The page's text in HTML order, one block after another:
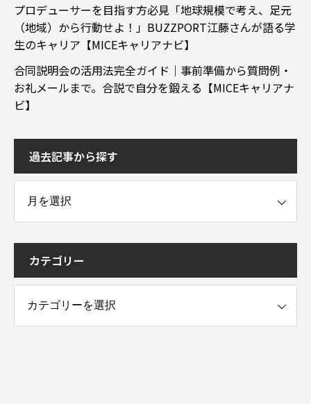
プロデューサーを目指す方必見「地球規模で考え、足元
（地域）から行動せよ！」BUZZPORT江藤さんが語る学
生のキャリア【MICEキャリアナビ】
合同説明会の活用法完全ガイド｜事前準備から質問例・
お礼メールまで。合説で自分を鍛える【MICEキャリアナ
ビ】
過去記事から探す
カテゴリー